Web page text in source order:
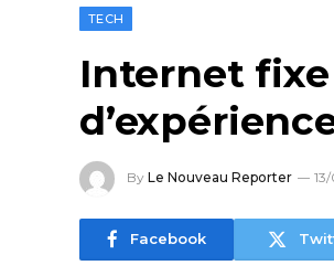
TECH
Internet fixe
By Le Nouveau Reporter
Facebook